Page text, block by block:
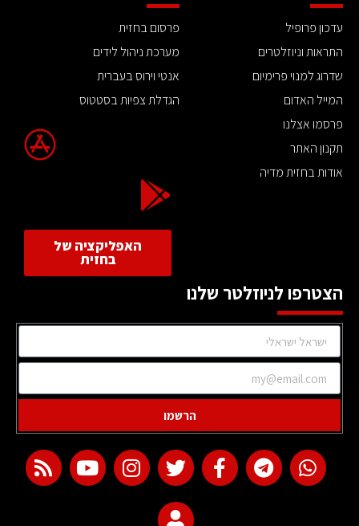
עדכון פרופיל
התראות וניוזלטרים
שדרוג למנוי פרימיום
המייל האדום
פרסמו אצלנו
תקנון האתר
אודות בחזית מדיה
פרסום בחזית
מערכת ניהול לידים
אנטי וירוס בעברית
הגדלת צפיות בסטטוס
האפליקציה של
בחזית
הצטרפו לניוזלטר שלנו
הרשמו